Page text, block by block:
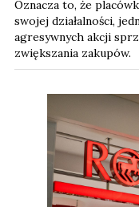
Oznacza to, że
swojej działalności,
agresywnych akcji
zwiększania zakupów.